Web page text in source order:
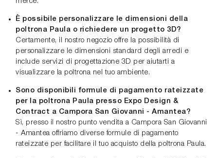
È possibile personalizzare le dimensioni della
poltrona Paula o richiedere un progetto 3D?
Certamente, il nostro negozio offre la possibilità di
personalizzare le dimensioni standard degli arredi e
include servizi di progettazione 3D per aiutarti a
visualizzare la poltrona nel tuo ambiente.
Sono disponibili formule di pagamento rateizzate
per la poltrona Paula presso Expo Design &
Contract a Campora San Giovanni - Amantea?
Sì, presso il nostro punto vendita a Campora San Giovanni
- Amantea offriamo diverse formule di pagamento
rateizzate per facilitare il tuo acquisto della poltrona Paula.